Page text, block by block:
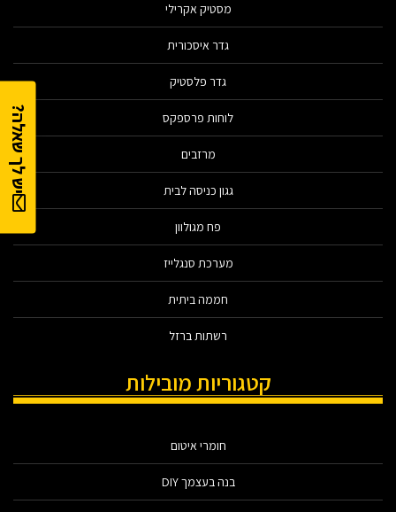
יש לך שאלה?
מסטיק אקרילי
גדר איסכורית
גדר פלסטיק
לוחות פרספקס
מרזבים
גגון כניסה לבית
פח מגולוון
מערכת סנגלייז
חממה ביתית
רשתות ברזל
קטגוריות מובילות
חומרי איטום
בנה בעצמך DIY